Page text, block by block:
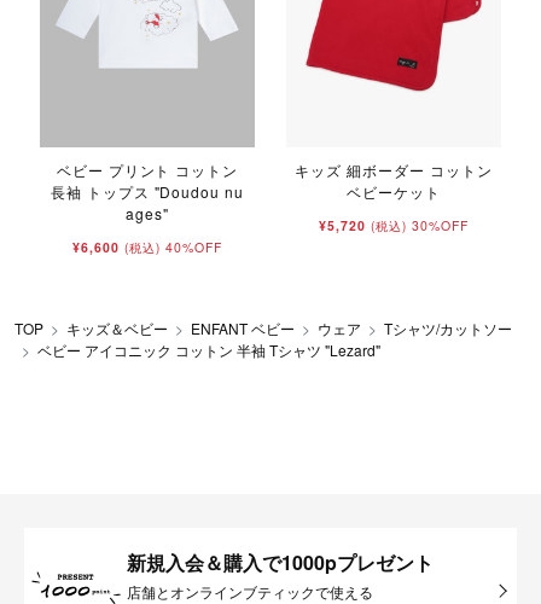
ベビー プリント コットン
長袖 トップス "Doudou nu
ages"
¥6,600 (税込) 40%OFF
キッズ 細ボーダー コットン
ベビーケット
¥5,720 (税込) 30%OFF
TOP キッズ＆ベビー ENFANT ベビー ウェア
Tシャツ/カットソー
ベビー アイコニック コットン 半袖 Tシャツ "Lezard"
新規入会＆購入で1000pプレゼント
店舗とオンラインブティックで使える